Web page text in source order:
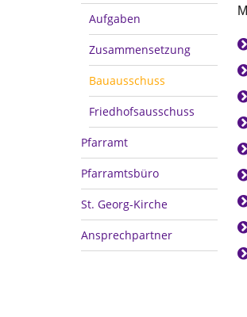
Aufgaben
Zusammensetzung
Bauausschuss
Friedhofsausschuss
Pfarramt
Pfarramtsbüro
St. Georg-Kirche
Ansprechpartner